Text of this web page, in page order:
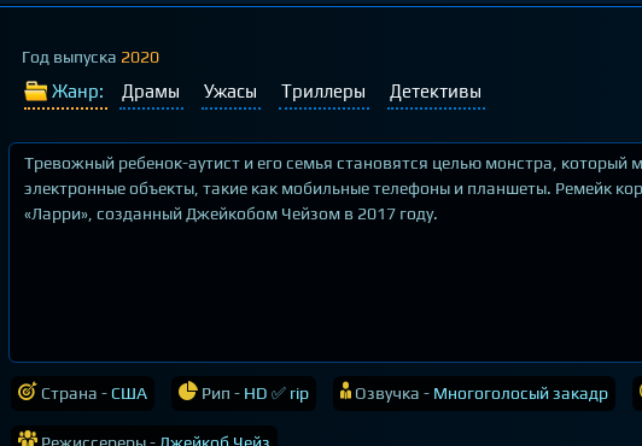
Год выпуска 2020
Жанр: Драмы Ужасы Триллеры Детективы
Тревожный ребенок-аутист и его семья становятся целью монстра, который
электронные объекты, такие как мобильные телефоны и планшеты. Ремейк
«Ларри», созданный Джейкобом Чейзом в 2017 году.
Страна -США Рип - HD ✅ rip Озвучка - Многоголосый закадр